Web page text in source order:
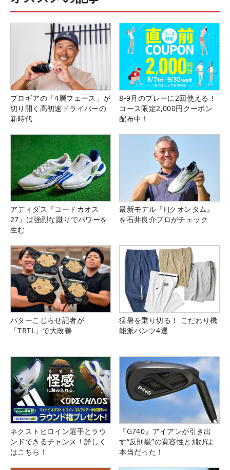
プロギアの「4層フェース」が
切り開く高初速ドライバーの
新時代
8-9月のプレーに2回使える！
コース限定2,000円クーポン
配布中！
アディダス『コードカオス
27』は強烈な蹴りでパワーを
生む
最新モデル『FJクオンタム』
を石井良介プロがチェック
パターこじらせ記者が
「TRTL」で大改善
猛暑を乗り切る！ こだわり機
能派パンツ4選
ネクストヒロイン選手とラウ
ンドできるチャンス！詳しく
はこちら！
『G740』アイアンが引き出
す“反則級”の寛容性と飛びは
本当だった！